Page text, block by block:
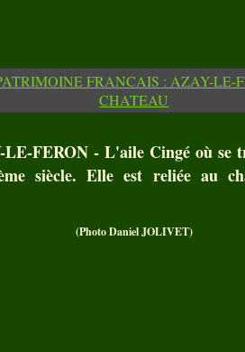
FERON - L'aile Cingé où se
siècle. Elle est reliée au
(Photo Daniel JOLIVET)